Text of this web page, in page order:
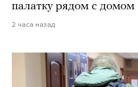
палатку рядом с домом
2 часа назад